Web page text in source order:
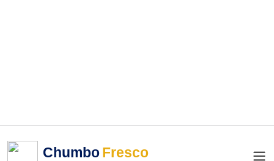
ChumboFresco